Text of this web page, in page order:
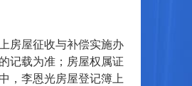
房屋征收与补偿实施办
记载为准；房屋权属证
，李恩光房屋登记簿上